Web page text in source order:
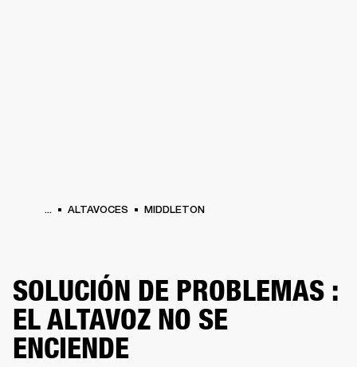
... ALTAVOCES MIDDLETON
SOLUCIÓN DE PROBLEMAS :
EL ALTAVOZ NO SE
ENCIENDE